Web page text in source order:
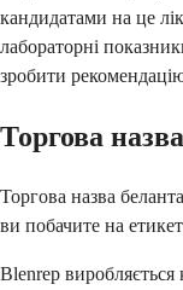
кандидатами на це
лабораторні
зробити
Торгова
Торгова назва
ви побачите на
Blenrep